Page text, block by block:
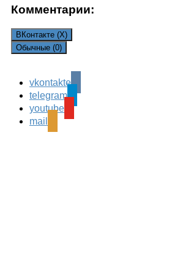
Комментарии:
ВКонтакте (X)
Обычные (0)
Leave a Reply
Ваш адрес email не будет опубликован.
поля помечены
vkontakte
telegram
youtube
mail